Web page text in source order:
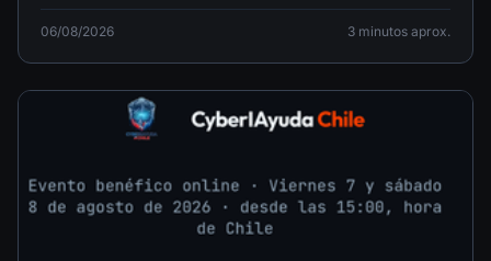
cumplimiento de la norma.
06/08/2026 3 minutos aprox.